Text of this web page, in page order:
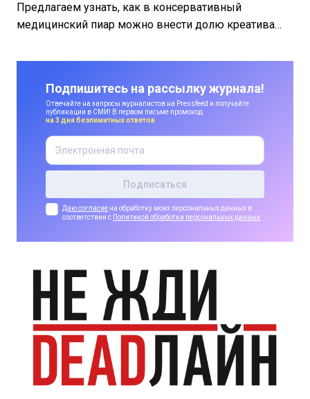
Предлагаем узнать, как в консервативный
медицинский пиар можно внести долю креатива…
Подпишитесь на рассылку журнала!
Отвечайте на запросы журналистов на Pressfeed и получайте
публикации в СМИ! В первом письме промокод
на 3 дня безлимитных ответов
Даю согласие на обработку моих персональных данных в
соответствии с Политикой обработки персональных данных